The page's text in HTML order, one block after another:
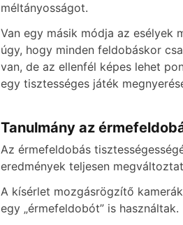
méltányosságot.
Van egy másik módja az esélyek
úgy, hogy minden feldobáskor
van, de az ellenfél képes lehet
egy tisztességes játék
Tanulmány az
Az érmefeldobás
eredmények teljesen
A kísérlet mozgásrögzítő
egy „érmefeldobót” is használtak.